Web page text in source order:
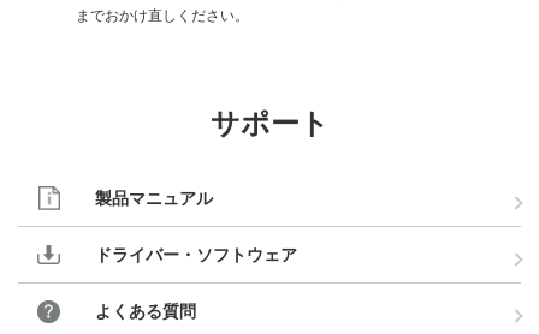
までおかけ直しください。
サポート
製品マニュアル
ドライバー・ソフトウェア
よくある質問